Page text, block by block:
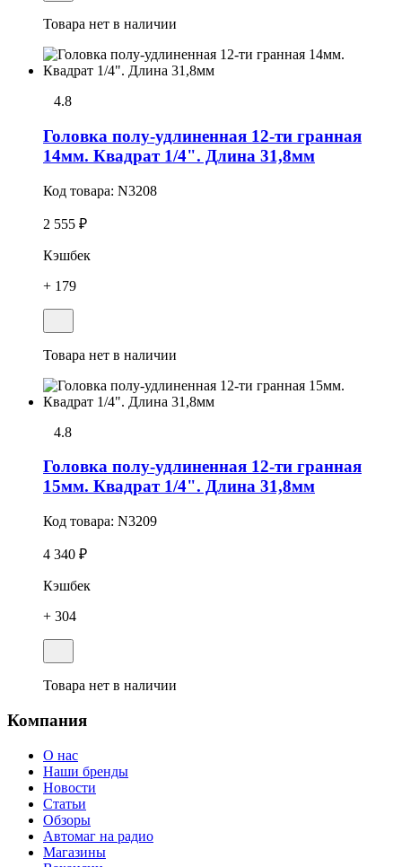
Товара нет в наличии
4.8
Головка полу-удлиненная 12-ти гранная
14мм. Квадрат 1/4". Длина 31,8мм
Код товара: N3208
2 555 ₽
Кэшбек
+ 179
Товара нет в наличии
4.8
Головка полу-удлиненная 12-ти гранная
15мм. Квадрат 1/4". Длина 31,8мм
Код товара: N3209
4 340 ₽
Кэшбек
+ 304
Товара нет в наличии
Компания
О нас
Наши бренды
Новости
Статьи
Обзоры
Автомаг на радио
Магазины